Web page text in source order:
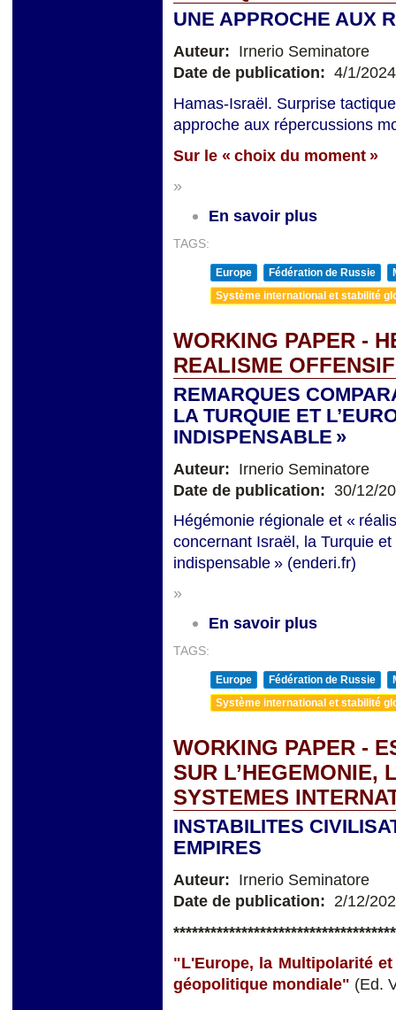
UNE APPROCHE AUX
Auteur: Irnerio Seminatore
Date de publication: 4/1/2024
Hamas-Israël. Surprise
approche aux répercussions
Sur le « choix du moment »
»
En savoir plus
TAGS:
Europe Fédération de Russie
Système international et stabilité
WORKING PAPER -
REALISME
REMARQUES
LA TURQUIE ET
INDISPENSABLE »
Auteur: Irnerio Seminatore
Date de publication: 30/12/
Hégémonie régionale et «
concernant Israël, la Turquie
indispensable » (enderi.fr)
»
En savoir plus
TAGS:
Europe Fédération de Russie
Système international et stabilité
WORKING PAPER -
SUR L’HEGEMONIE,
SYSTEMES
INSTABILITES
EMPIRES
Auteur: Irnerio Seminatore
Date de publication: 2/12/
**
"L'Europe, la Multipolarité
géopolitique mondiale" (Ed.